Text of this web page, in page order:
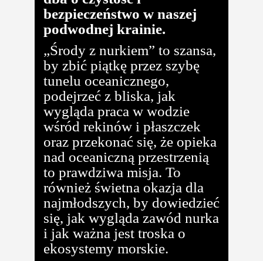
bezpieczeństwo w naszej
podwodnej krainie.
„Środy z nurkiem” to szansa,
by zbić piątkę przez szybę
tunelu oceanicznego,
podejrzeć z bliska, jak
wygląda praca w wodzie
wśród rekinów i płaszczek
oraz przekonać się, że opieka
nad oceaniczną przestrzenią
to prawdziwa misja. To
również świetna okazja dla
najmłodszych, by dowiedzieć
się, jak wygląda zawód nurka
i jak ważna jest troska o
ekosystemy morskie.